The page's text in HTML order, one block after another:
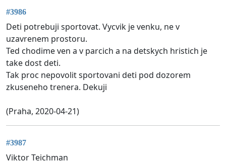
#3986
Deti potrebuji sportovat. Vycvik je venku, ne v
uzavrenem prostoru.
Ted chodime ven a v parcich a na detskych hristich je
take dost deti.
Tak proc nepovolit sportovani deti pod dozorem
zkuseneho trenera. Dekuji
(Praha, 2020-04-21)
#3987
Viktor Teichman